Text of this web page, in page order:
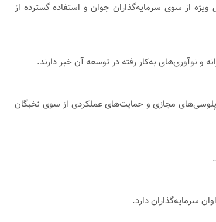
آن، استقبال ویژه از سوی سرمایه‌گذاران جوان و استفاده گسترده از
شناخته می‌شود. چاپلوسی‌های مجازی و حمایت‌های عملکردی از سوی نخبگان